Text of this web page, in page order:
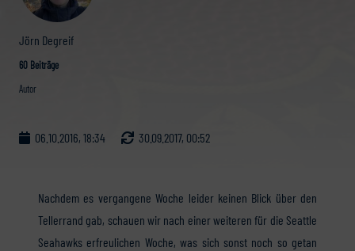
Jörn Degreif
60 Beiträge
Autor
06.10.2016, 18:34 30.09.2017, 00:52
Nachdem es vergangene Woche leider keinen Blick über den
Tellerrand gab, schauen wir nach einer weiteren für die Seattle
Seahawks erfreulichen Woche, was sich sonst noch so getan